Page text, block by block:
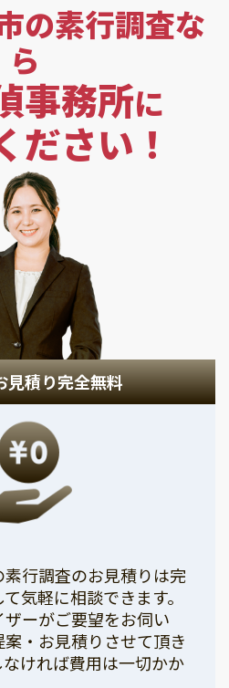
の素行調査な
ら
事務所に
ださい！
見積り完全無料
行調査のお見積りは完
気軽に相談できます。
ーがご要望をお伺い
・お見積りさせて頂き
ければ費用は一切かか